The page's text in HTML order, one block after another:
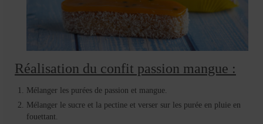
Réalisation du confit passion mangue :
Mélanger les purées de passion et mangue.
Mélanger le sucre et la pectine et verser sur les purée en pluie en
fouettant.